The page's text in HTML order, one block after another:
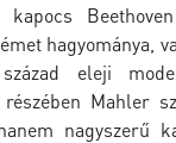
kapocs
hagyománya,
eleji
részében Mahler
nagyszerű